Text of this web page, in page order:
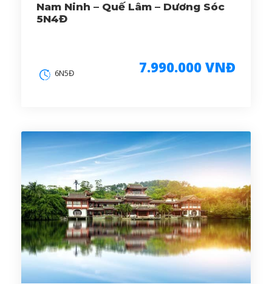
Nam Ninh – Quế Lâm – Dương Sóc
5N4Đ
7.990.000 VNĐ
6N5Đ